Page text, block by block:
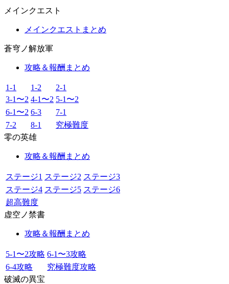
メインクエスト
メインクエストまとめ
蒼穹ノ解放軍
攻略＆報酬まとめ
1-1 1-2
2-1
3-1〜2 4-1〜2 5-1〜2
6-1〜2 6-3
7-1
7-2
8-1
究極難度
零の英雄
攻略＆報酬まとめ
ステージ1 ステージ2 ステージ3
ステージ4 ステージ5 ステージ6
超高難度
虚空ノ禁書
攻略＆報酬まとめ
5-1〜2攻略 6-1〜3攻略
6-4攻略
究極難度攻略
破滅の異宝